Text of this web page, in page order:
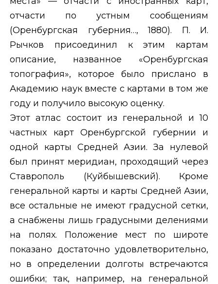
отчасти по устным сообщениям
(Оренбургская губерния…, 1880). П. И.
Рычков присоединил к этим картам
описание, названное «Оренбургская
топография», которое было прислано в
Академию наук вместе с картами в том же
году и получило высокую оценку.
Этот атлас состоит из генеральной и 10
частных карт Оренбургской губернии и
одной карты Средней Азии. За нулевой
был принят меридиан, проходящий через
Ставрополь (Куйбышевский). Кроме
генеральной карты и карты Средней Азии,
все остальные не имеют градусной сетки,
а снабжены лишь градусными делениями
на полях. Положение мест по широте
показано достаточно удовлетворительно,
но в определении долготы встречаются
ошибки; так, например, на генеральной